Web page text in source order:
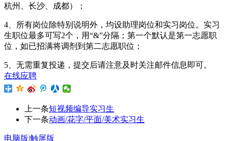
杭州、长沙、成都）；
4、所有岗位除特别说明外，均设助理岗位和实习岗位。实习
生职位最多可写2个，用“&”分隔；第一个默认是第一志愿职
位，如已招满将调剂到第二志愿职位；
5、无需重复投递，提交后请注意及时关注邮件信息即可。
在线应聘
上一条短视频编导实习生
下一条动画/花字/平面/美术实习生
电脑版|触屏版